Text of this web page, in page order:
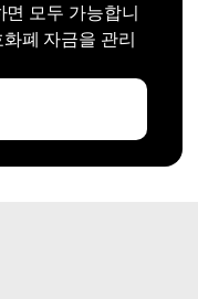
모두 가능합니
폐 자금을 관리